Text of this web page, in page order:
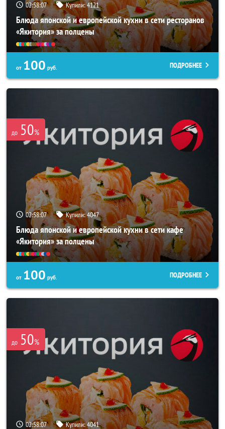
02:58:03 Купили:4121
Блюда японской и европейской кухни в сети ресторанов
«Якитория» за полцены
от 100 руб. ПОДРОБНЕЕ
до 50%
02:58:03 Купили:4047
Блюда японской и европейской кухни в сети кафе
«Якитория» за полцены
от 100 руб. ПОДРОБНЕЕ
до 50%
02:58:03 Купили:4041